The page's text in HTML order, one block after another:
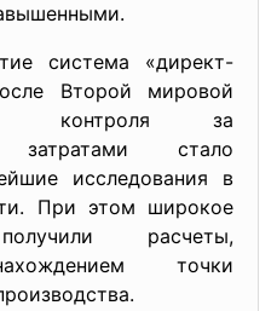
система «директ-
Второй мировой
контроля за
затратами стало
исследования в
При этом широкое
расчеты,
точки